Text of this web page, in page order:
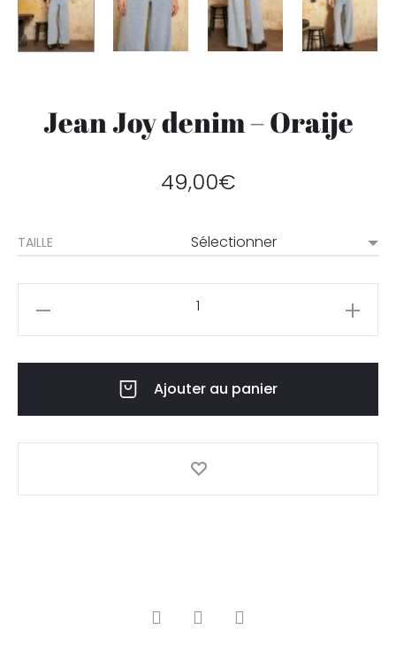
Jean Joy denim – Oraije
49,00€
TAILLE
Ajouter au panier